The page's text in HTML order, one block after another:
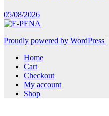
05/08/2026
Proudly powered by WordPress |
Home
Cart
Checkout
My account
Shop